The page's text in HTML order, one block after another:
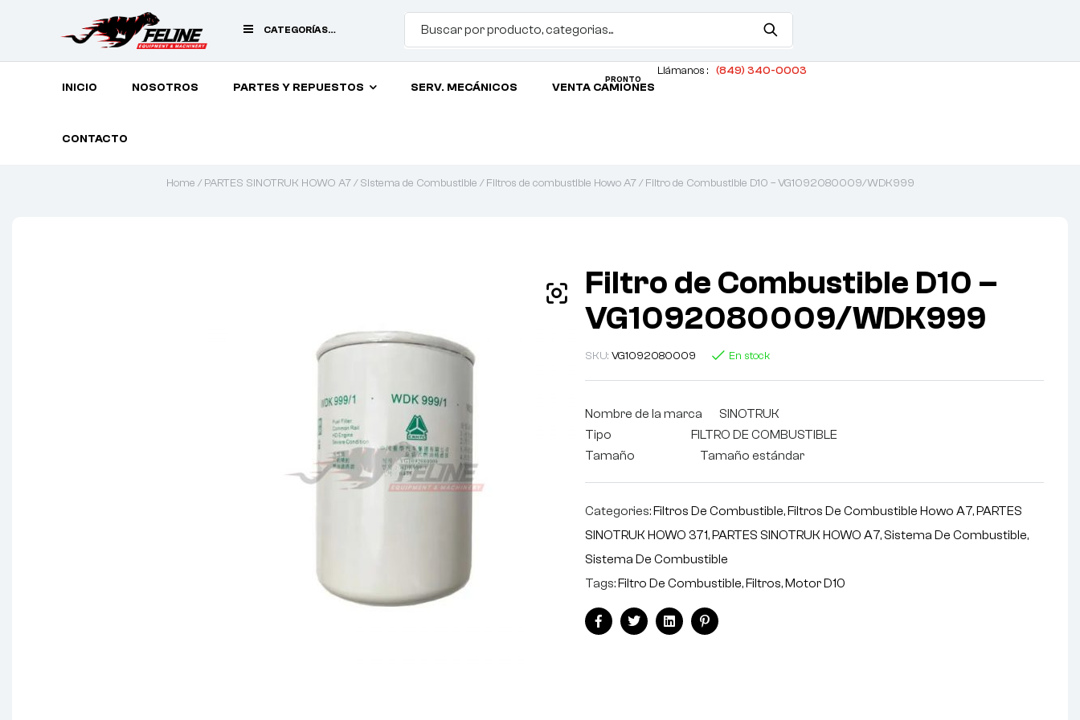
CATEGORÍAS
INICIO NOSOTROS PARTES Y REPUESTOS SERV. MECÁNICOS VENTA CAMIONES
PRONTO
CONTACTO
Llámanos : (849) 340-0003
Home /PARTES SINOTRUK HOWO A7/Sistema de Combustible /Filtros de combustible Howo A7/ Filtro de Combustible D10 – VG1092080009/WDK999
Filtro de Combustible D10 –
VG1092080009/WDK999
SKU:VG1092080009 En stock
Nombre de la marca SINOTRUK
Tipo FILTRO DE COMBUSTIBLE
Tamaño Tamaño estándar
Categories:Filtros De Combustible,Filtros De Combustible Howo A7,PARTES
SINOTRUK HOWO 371,PARTES SINOTRUK HOWO A7, Sistema De Combustible,
Sistema De Combustible
Tags:Filtro De Combustible,Filtros,Motor D10
FacebookTwitterLinkedinPinterest